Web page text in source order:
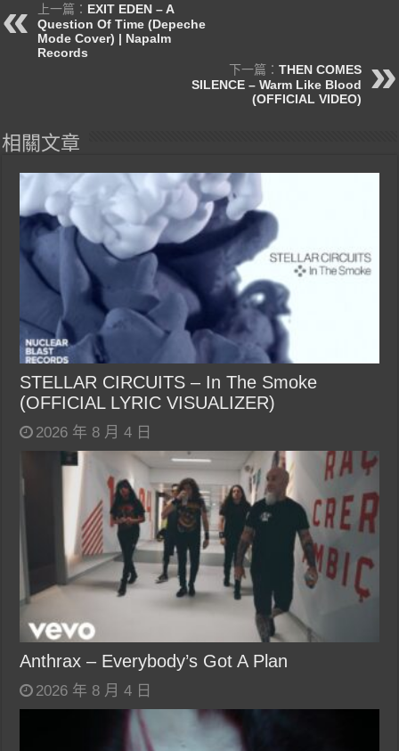
上一篇： EXIT EDEN – A
Question Of Time (Depeche
Mode Cover) | Napalm
Records
下一篇： THEN COMES
SILENCE – Warm Like Blood
(OFFICIAL VIDEO)
相關文章
STELLAR CIRCUITS – In The Smoke
(OFFICIAL LYRIC VISUALIZER)
2026 年 8 月 4 日
Anthrax – Everybody’s Got A Plan
2026 年 8 月 4 日